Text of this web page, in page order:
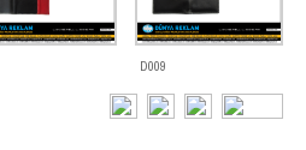
D009